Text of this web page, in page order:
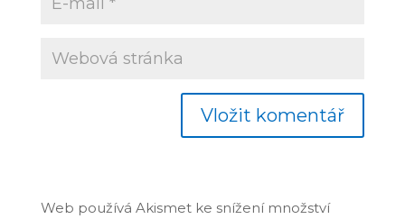
Web používá Akismet ke snížení množství